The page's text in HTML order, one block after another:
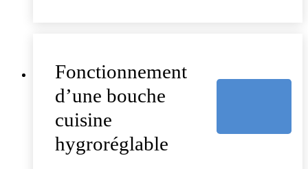
Fonctionnement
d’une bouche
cuisine
hygroréglable